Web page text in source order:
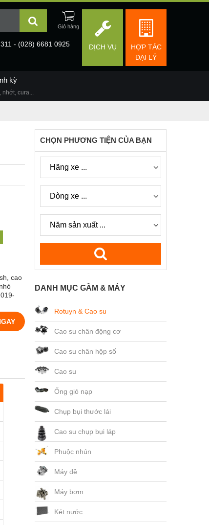
HỢP TÁC
ĐẠI LÝ
DỊCH VỤ
- (028) 6681 0925
kỳ
nhớt, cura...
cao
CHỌN PHƯƠNG TIỆN CỦA BẠN
DANH MỤC GẦM & MÁY
Rotuyn & Cao su
Cao su chân động cơ
Cao su chân hộp số
Cao su
Ống gió nạp
Chụp bụi thước lái
Cao su chụp bụi láp
Phuộc nhún
Máy đề
Máy bơm
Két nước